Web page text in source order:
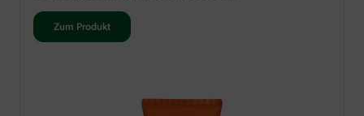
Zum Produkt